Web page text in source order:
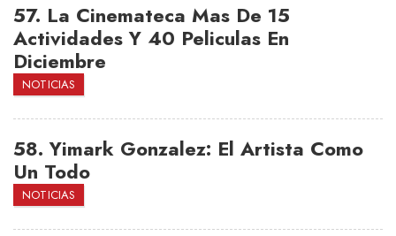
57. La Cinemateca Mas De 15
Actividades Y 40 Peliculas En
Diciembre
NOTICIAS
58.Yimark Gonzalez: El Artista Como
Un Todo
NOTICIAS